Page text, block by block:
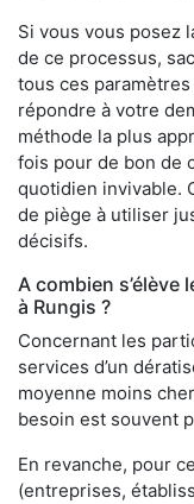
Si vous vous posez
de ce processus,
tous ces
répondre à votre
méthode la plus
fois pour de bon de
quotidien invivable.
de piège à utiliser
décisifs.
A combien s’élève
à Rungis ?
Concernant les
services d’un
moyenne moins
besoin est souvent
En revanche, pour
(entreprises,